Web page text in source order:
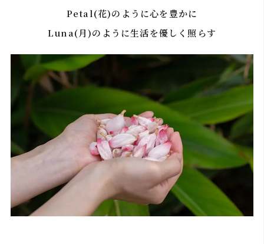
Petal(花)のように心を豊かに
Luna(月)のように生活を優しく照らす